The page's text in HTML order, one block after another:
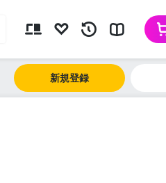
新規登録